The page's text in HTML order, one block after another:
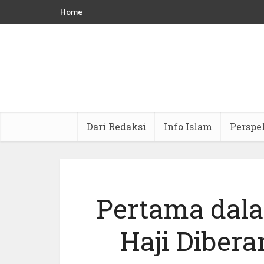
Home
Dari Redaksi Info Islam
Pertama
Haji